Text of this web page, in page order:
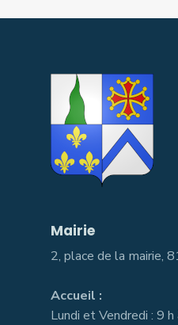
Mairie
2, place de la mairie,
Accueil :
Lundi et Vendredi : 9